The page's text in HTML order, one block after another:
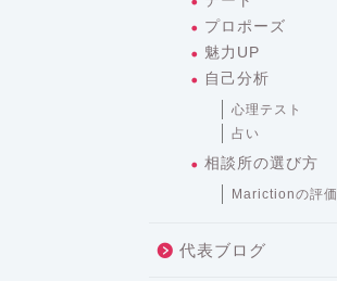
プロポーズ
魅力UP
自己分析
心理テスト
占い
相談所の選び方
Marictionの評価
代表ブログ